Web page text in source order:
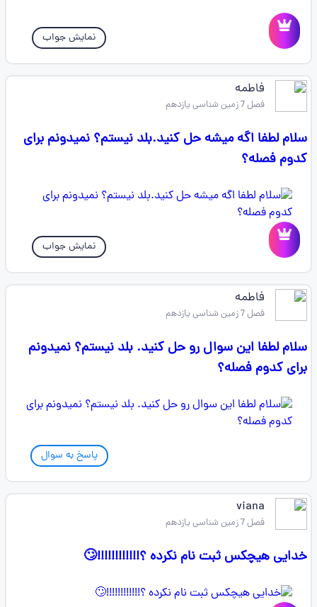
نمایش جواب
فاطمه
فصل 7 زمین شناسی یازدهم
سلام لطفا اگه میشه حل کنید.بلد نیستم؟ نمیدونم برای
کدوم فصله؟
نمایش جواب
فاطمه
فصل 7 زمین شناسی یازدهم
سلام لطفا این سوال رو حل‌ کنید. بلد نیستم؟ نمیدونم
برای کدوم فصله؟
پاسخ به سوال
viana
فصل 7 زمین شناسی یازدهم
خدایی هیچکس ثبت نام نکرده ؟!!!!!!!!!!!!🙄